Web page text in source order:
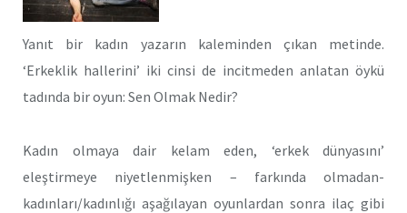
Yanıt bir kadın yazarın kaleminden çıkan metinde.
‘Erkeklik hallerini’ iki cinsi de incitmeden anlatan öykü
tadında bir oyun: Sen Olmak Nedir?
Kadın olmaya dair kelam eden, ‘erkek dünyasını’
eleştirmeye niyetlenmişken – farkında olmadan-
kadınları/kadınlığı aşağılayan oyunlardan sonra ilaç gibi